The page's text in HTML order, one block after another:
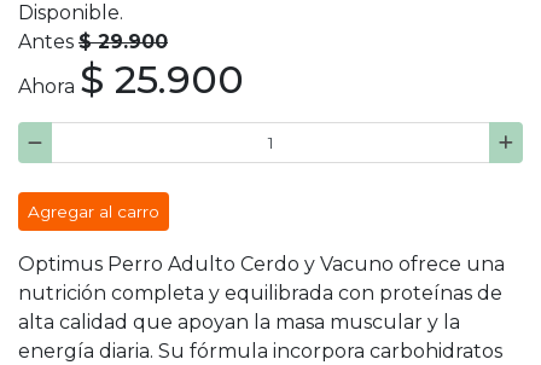
Disponible.
Antes $ 29.900
Ahora $ 25.900
Agregar al carro
Optimus Perro Adulto Cerdo y Vacuno ofrece una
nutrición completa y equilibrada con proteínas de
alta calidad que apoyan la masa muscular y la
energía diaria. Su fórmula incorpora carbohidratos